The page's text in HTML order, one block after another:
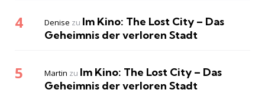
Denise zu Im Kino: The Lost City – Das
Geheimnis der verloren Stadt
Martin zu Im Kino: The Lost City – Das
Geheimnis der verloren Stadt